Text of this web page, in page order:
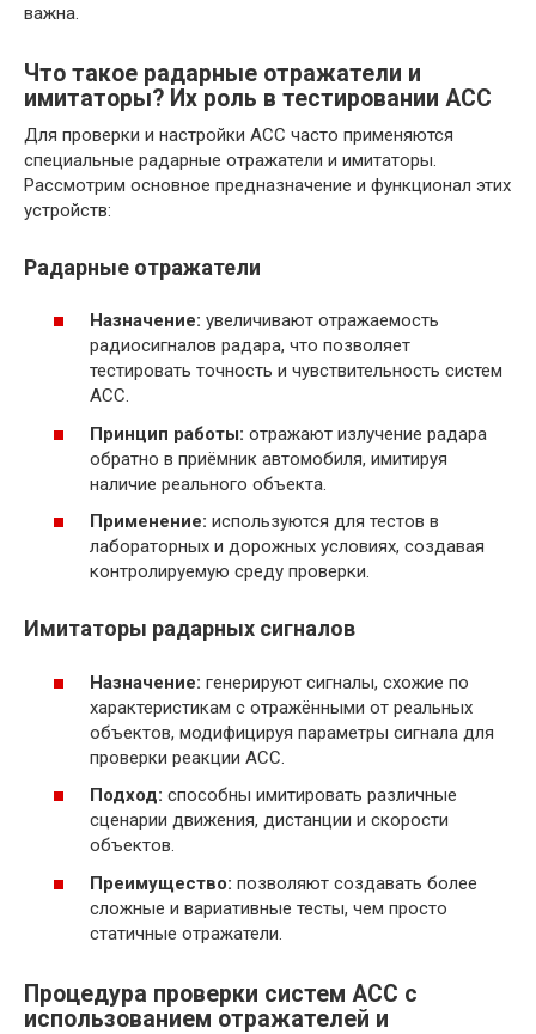
важна.
Что такое радарные отражатели и
имитаторы? Их роль в тестировании ACC
Для проверки и настройки ACC часто применяются
специальные радарные отражатели и имитаторы.
Рассмотрим основное предназначение и функционал этих
устройств:
Радарные отражатели
Назначение: увеличивают отражаемость
радиосигналов радара, что позволяет
тестировать точность и чувствительность систем
ACC.
Принцип работы: отражают излучение радара
обратно в приёмник автомобиля, имитируя
наличие реального объекта.
Применение: используются для тестов в
лабораторных и дорожных условиях, создавая
контролируемую среду проверки.
Имитаторы радарных сигналов
Назначение: генерируют сигналы, схожие по
характеристикам с отражёнными от реальных
объектов, модифицируя параметры сигнала для
проверки реакции ACC.
Подход: способны имитировать различные
сценарии движения, дистанции и скорости
объектов.
Преимущество: позволяют создавать более
сложные и вариативные тесты, чем просто
статичные отражатели.
Процедура проверки систем ACC с
использованием отражателей и